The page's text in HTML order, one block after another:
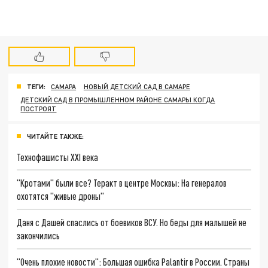
ТЕГИ: САМАРА
НОВЫЙ ДЕТСКИЙ САД В САМАРЕ
ДЕТСКИЙ САД В ПРОМЫШЛЕННОМ РАЙОНЕ САМАРЫ КОГДА
ПОСТРОЯТ
ЧИТАЙТЕ ТАКЖЕ:
Технофашисты XXI века
"Кротами" были все? Теракт в центре Москвы: На генералов
охотятся "живые дроны"
Даня с Дашей спаслись от боевиков ВСУ. Но беды для малышей не
закончились
"Очень плохие новости": Большая ошибка Palantir в России. Страны